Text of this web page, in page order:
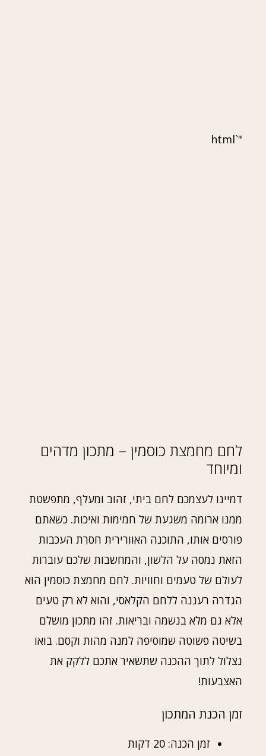
"`html
לחם מחמצת כוסמין – מתכון מדהים
ומיוחד
דמיינו לעצמכם לחם ביתי, זהוב ומעלף, מתפשטת
ממנו ארומה משגעת של חמימות ואיכות. כשאתם
פורסים אותו, התוכנה האוורירית חסרת העכבות
הזאת נמסה על הלשון, והמחשבות שלכם עוברות
לעולם של טעמים וחוויות. לחם מחמצת כוסמין הוא
הגדרה רעננה ללחם הקלאסי, והוא לא רק טעים
אלא גם מלא בנשמה ובריאות. זהו מתכון מושלם
בשיטה פשוטה שמוסיפה למנה מהות וקסם. בואו
נצלול לתוך ההכנה שתשאיר אתכם ללקק את
האצבעות!
זמן הכנת המתכון
זמן הכנה: 20 דקות